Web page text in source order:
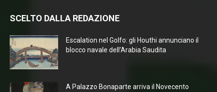
SCELTO DALLA REDAZIONE
Escalation nel Golfo: gli Houthi annunciano il
blocco navale dell’Arabia Saudita
A Palazzo Bonaparte arriva il Novecento